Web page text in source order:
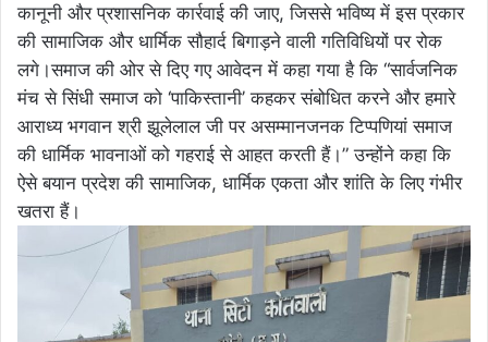
कानूनी और प्रशासनिक कार्रवाई की जाए, जिससे भविष्य में इस प्रकार
की सामाजिक और धार्मिक सौहार्द बिगाड़ने वाली गतिविधियों पर रोक
लगे।समाज की ओर से दिए गए आवेदन में कहा गया है कि “सार्वजनिक
मंच से सिंधी समाज को ‘पाकिस्तानी’ कहकर संबोधित करने और हमारे
आराध्य भगवान श्री झूलेलाल जी पर असम्मानजनक टिप्पणियां समाज
की धार्मिक भावनाओं को गहराई से आहत करती हैं।” उन्होंने कहा कि
ऐसे बयान प्रदेश की सामाजिक, धार्मिक एकता और शांति के लिए गंभीर
खतरा हैं।